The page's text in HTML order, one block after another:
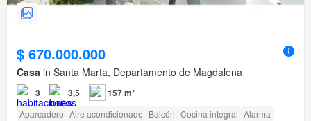
$ 670.000.000
Casa in Santa Marta, Departamento de Magdalena
3 3,5 157 m²
Aparcadero Aire acondicionado Balcón Cocina integral Alarma